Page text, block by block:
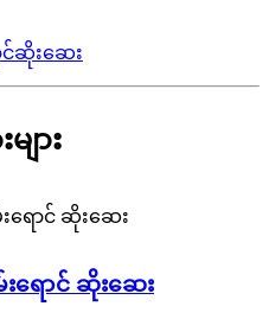
ဆိုးဆေး
ား
းရောင် ဆိုးဆေး